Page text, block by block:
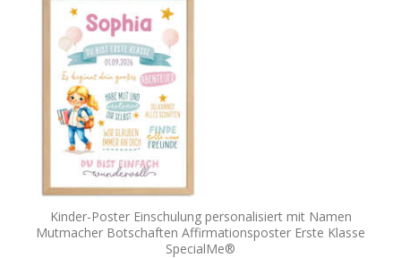
Kinder-Poster Einschulung personalisiert mit Namen
Mutmacher Botschaften Affirmationsposter Erste Klasse
SpecialMe®